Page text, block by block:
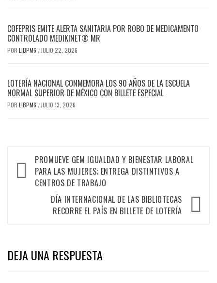
COFEPRIS EMITE ALERTA SANITARIA POR ROBO DE MEDICAMENTO
CONTROLADO MEDIKINET® MR
POR LIBPM6 / JULIO 22, 2026
LOTERÍA NACIONAL CONMEMORA LOS 90 AÑOS DE LA ESCUELA
NORMAL SUPERIOR DE MÉXICO CON BILLETE ESPECIAL
POR LIBPM6 / JULIO 13, 2026
PROMUEVE GEM IGUALDAD Y BIENESTAR LABORAL
PARA LAS MUJERES; ENTREGA DISTINTIVOS A
CENTROS DE TRABAJO
DÍA INTERNACIONAL DE LAS BIBLIOTECAS
RECORRE EL PAÍS EN BILLETE DE LOTERÍA
DEJA UNA RESPUESTA